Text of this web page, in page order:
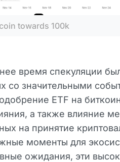
towards 100k
время спекуляции
со значительными
ETF на
а также влияние
на принятие
моменты для
ожидания, эти